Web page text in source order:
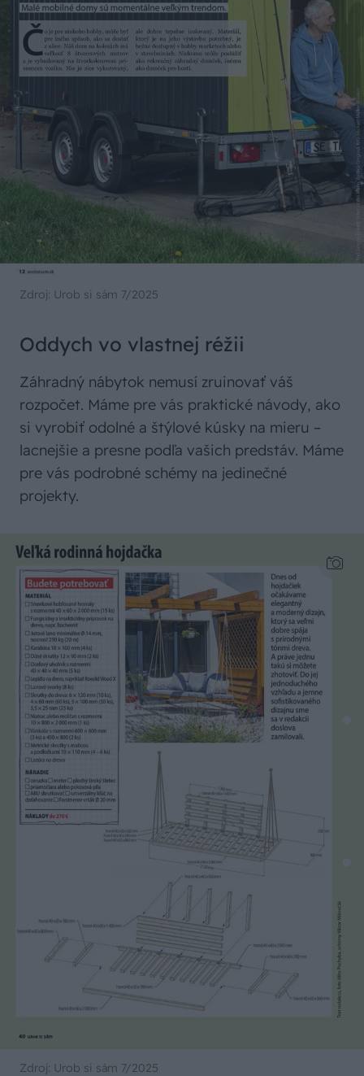
Zdroj: Urob si sám 7/2025
Oddych vo vlastnej réžii
Záhradný nábytok nemusí zruinovať váš
rozpočet. Máme pre vás praktické návody, ako
si vyrobiť odolné a štýlové kúsky na mieru –
lacnejšie a presne podľa vašich predstáv. Máme
pre vás podrobné schémy na jedinečné
projekty.
Zdroj: Urob si sám 7/2025